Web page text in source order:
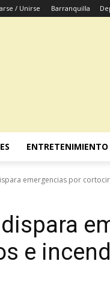
/ Unirse Barranquilla
ENTRETENIMIENTO
emergencias por
e